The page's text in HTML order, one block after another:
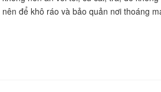
để khô ráo và bảo quản nơi thoáng